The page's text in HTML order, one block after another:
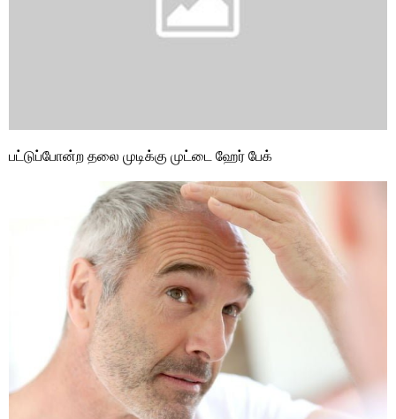
பட்டுப்போன்ற தலை முடிக்கு முட்டை ஹேர் பேக்